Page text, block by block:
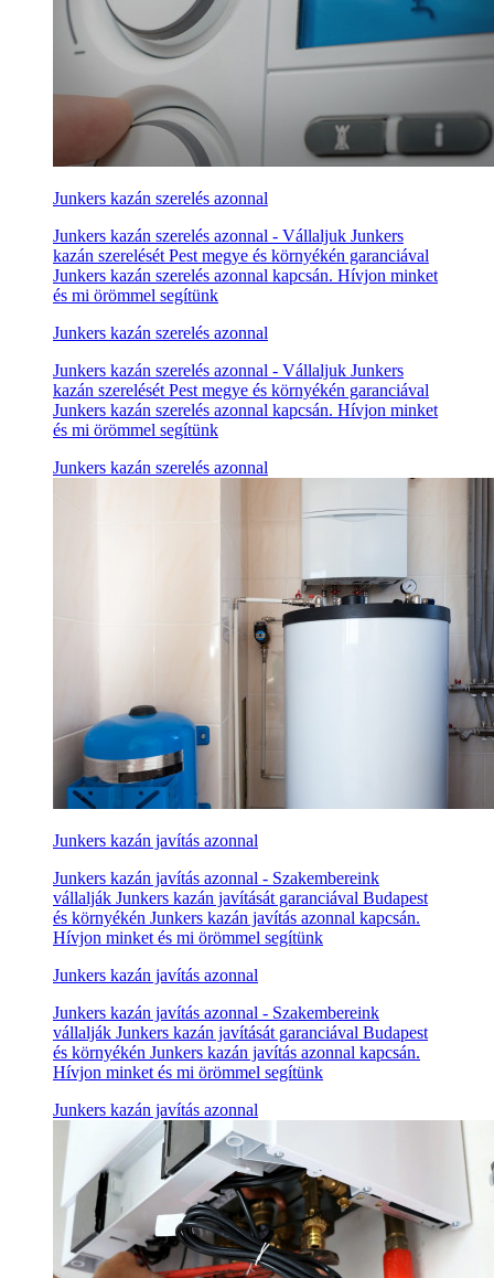
Junkers kazán szerelés azonnal
Junkers kazán szerelés azonnal - Vállaljuk Junkers
kazán szerelését Pest megye és környékén garanciával
Junkers kazán szerelés azonnal kapcsán. Hívjon minket
és mi örömmel segítünk
Junkers kazán szerelés azonnal
Junkers kazán szerelés azonnal - Vállaljuk Junkers
kazán szerelését Pest megye és környékén garanciával
Junkers kazán szerelés azonnal kapcsán. Hívjon minket
és mi örömmel segítünk
Junkers kazán szerelés azonnal
Junkers kazán javítás azonnal
Junkers kazán javítás azonnal - Szakembereink
vállalják Junkers kazán javítását garanciával Budapest
és környékén Junkers kazán javítás azonnal kapcsán.
Hívjon minket és mi örömmel segítünk
Junkers kazán javítás azonnal
Junkers kazán javítás azonnal - Szakembereink
vállalják Junkers kazán javítását garanciával Budapest
és környékén Junkers kazán javítás azonnal kapcsán.
Hívjon minket és mi örömmel segítünk
Junkers kazán javítás azonnal